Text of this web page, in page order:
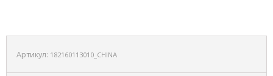
Артикул: 182160113010_CHINA